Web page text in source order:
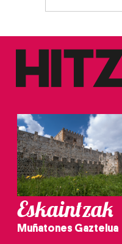
Eskaintzak
Muñatones Gaztelua